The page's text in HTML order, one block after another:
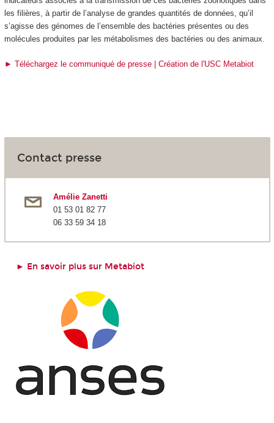
les filières, à partir de l’analyse de grandes quantités de données, qu’il
s’agisse des génomes de l’ensemble des bactéries présentes ou des
molécules produites par les métabolismes des bactéries ou des animaux.
► Téléchargez le communiqué de presse | Création de l'USC Metabiot
Contact presse
Amélie Zanetti
01 53 01 82 77
06 33 59 34 18
► En savoir plus sur Metabiot